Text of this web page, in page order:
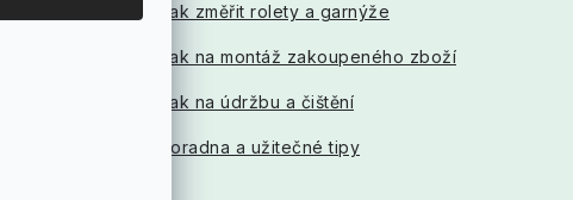
Jak změřit rolety a garnýže
Jak na montáž zakoupeného zboží
Jak na údržbu a čištění
Poradna a užitečné tipy